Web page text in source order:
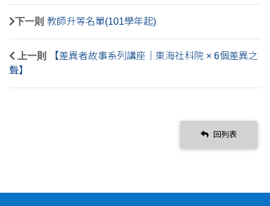
下一則 教師升等名單(101學年起)
上一則
【差異者故事系列講座｜東海社科院 × 6個差異之
聲】
回列表